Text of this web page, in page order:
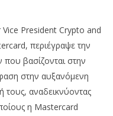
President Crypto and
περιέγραψε την
βασίζονται στην
στην αυξανόμενη
τους, αναδεικνύοντας
η Mastercard